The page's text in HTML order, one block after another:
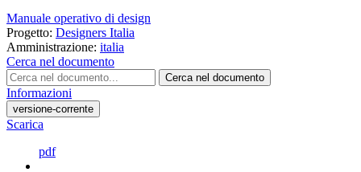
Manuale operativo di design
Progetto: Designers Italia
Amministrazione: italia
Cerca nel documento
Cerca nel documento
Informazioni
versione-corrente
Scarica
pdf